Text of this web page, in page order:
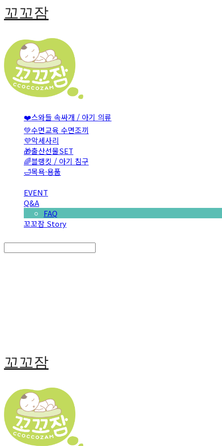
꼬꼬잠
❤️스와들 속싸개 / 아기 의류
💚수면교육 수면조끼
💜악세사리
🎁출산선물SET
🌈블랭킷 / 아기 침구
🛁목욕·용품
EVENT
Q&A
FAQ
꼬꼬잠 Story
꼬꼬잠